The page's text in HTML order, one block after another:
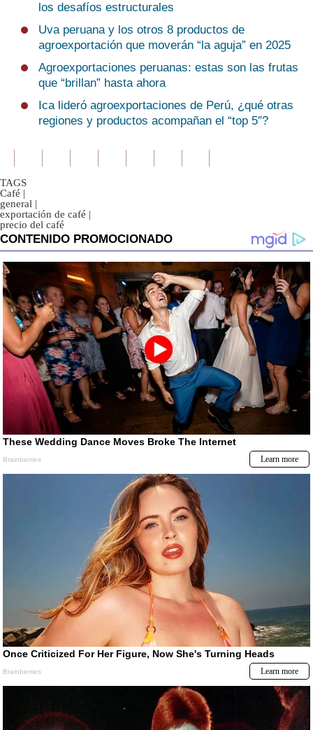
los desafíos estructurales
Uva peruana y los otros 8 productos de
agroexportación que moverán “la aguja” en 2025
Agroexportaciones peruanas: estas son las frutas
que “brillan” hasta ahora
Ica lideró agroexportaciones de Perú, ¿qué otras
regiones y productos acompañan el “top 5″?
TAGS
Café |
general |
exportación de café |
precio del café